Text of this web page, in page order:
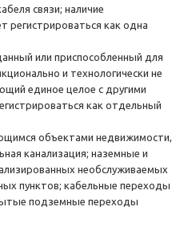
связи; наличие
регистрироваться как одна
или приспособленный для
и технологически не
единое целое с другими
как отдельный
объектами недвижимости,
канализация; наземные и
необслуживаемых
пунктов; кабельные переходы
подземные переходы